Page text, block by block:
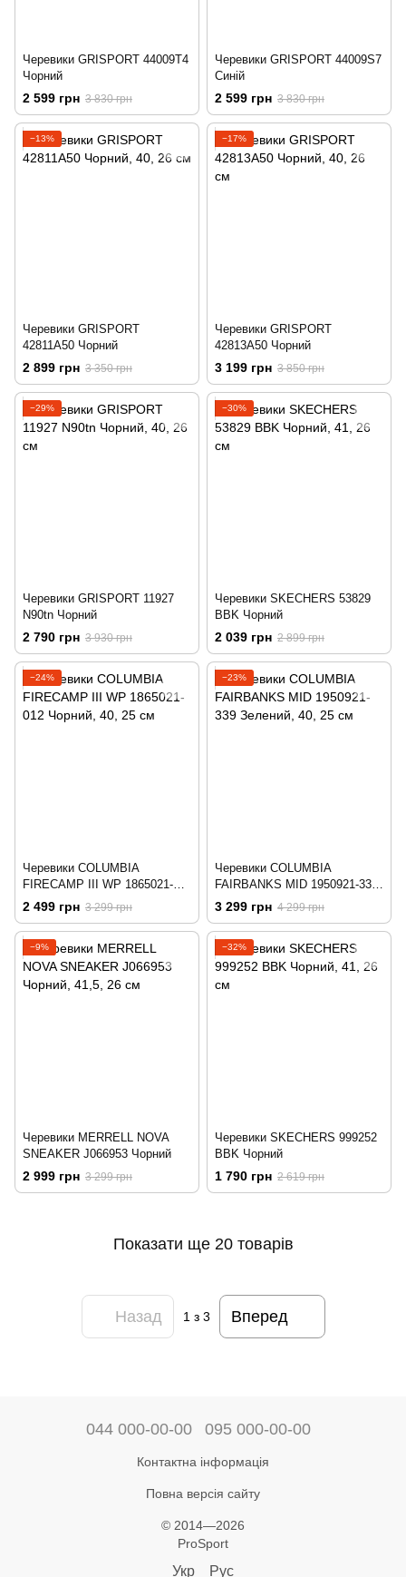
Черевики GRISPORT 44009T4
Чорний
2 599 грн 3 830 грн
Черевики GRISPORT 44009S7
Синій
2 599 грн 3 830 грн
−13%
Черевики GRISPORT
42811A50 Чорний
2 899 грн 3 350 грн
−17%
Черевики GRISPORT
42813A50 Чорний
3 199 грн 3 850 грн
−29%
Черевики GRISPORT 11927
N90tn Чорний
2 790 грн 3 930 грн
−30%
Черевики SKECHERS 53829
BBK Чорний
2 039 грн 2 899 грн
−24%
Черевики COLUMBIA
FIRECAMP III WP 1865021-
012 Чорний
2 499 грн 3 299 грн
−23%
Черевики COLUMBIA
FAIRBANKS MID 1950921-339
Зелений
3 299 грн 4 299 грн
−9%
Черевики MERRELL NOVA
SNEAKER J066953 Чорний
2 999 грн 3 299 грн
−32%
Черевики SKECHERS 999252
BBK Чорний
1 790 грн 2 619 грн
Показати ще 20 товарів
Назад 1з 3 Вперед
044 000-00-00 095 000-00-00
Контактна інформація
Повна версія сайту
© 2014—2026
ProSport
Укр Рус